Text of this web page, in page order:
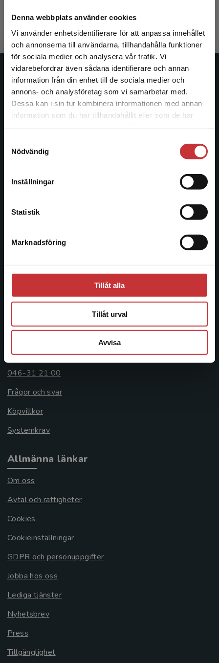
Denna webbplats använder cookies
Vi använder enhetsidentifierare för att anpassa innehållet
och annonserna till användarna, tillhandahålla funktioner
för sociala medier och analysera vår trafik. Vi
vidarebefordrar även sådana identifierare och annan
information från din enhet till de sociala medier och
annons- och analysföretag som vi samarbetar med.
Dessa kan i sin tur kombinera informationen med annan
information som du har tillhandahållit eller som de har
Nödvändig
Inställningar
Statistik
Marknadsföring
Tillåt alla
Tillåt urval
Avvisa
Begränsad fraktregion
Det verkar som att du besöker
studentlitteratur.se via en enhet utanför Sverige.
Vi erbjuder inte leveranser utanför Sverige. För
att kunna slutföra ett köp måste
Exkl. moms: 330 kr
Studentlitteratur
Studentlitteratur grundades 1963 och är idag Sveriges
ledande utbildningsförlag. Med läromedel, kurslitteratur,
längs hela kunskapsresan.
Kontakta oss
046-31 20 00
Box 141
Åkergränden 1
226 60 Lund
Kundservice
Kontakta kundservice
046-31 21 00
Frågor och svar
Köpvillkor
Systemkrav
Allmänna länkar
Om oss
Avtal och rättigheter
Cookies
Cookieinställningar
GDPR och personuppgifter
Jobba hos oss
Lediga tjänster
Nyhetsbrev
Press
Tillgänglighet